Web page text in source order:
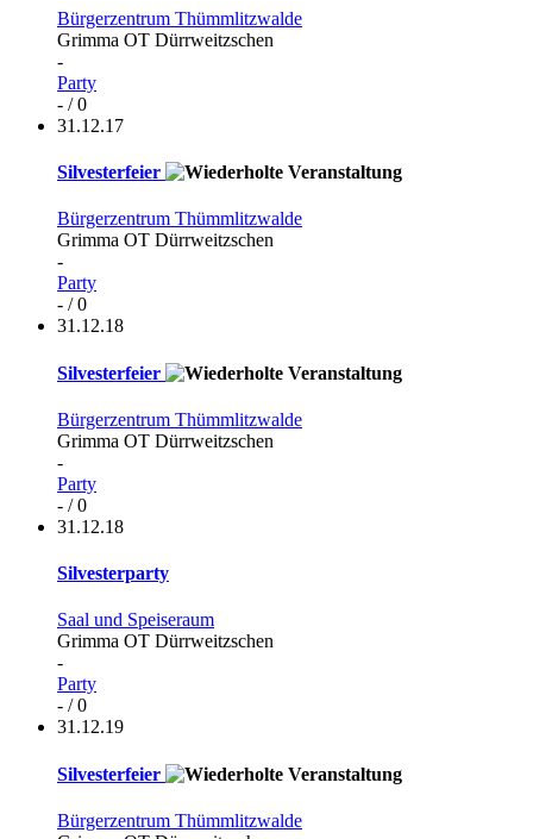
Bürgerzentrum Thümmlitzwalde
Grimma OT Dürrweitzschen
-
Party
- / 0
31.12.17
Silvesterfeier
Bürgerzentrum Thümmlitzwalde
Grimma OT Dürrweitzschen
-
Party
- / 0
31.12.18
Silvesterfeier
Bürgerzentrum Thümmlitzwalde
Grimma OT Dürrweitzschen
-
Party
- / 0
31.12.18
Silvesterparty
Saal und Speiseraum
Grimma OT Dürrweitzschen
-
Party
- / 0
31.12.19
Silvesterfeier
Bürgerzentrum Thümmlitzwalde